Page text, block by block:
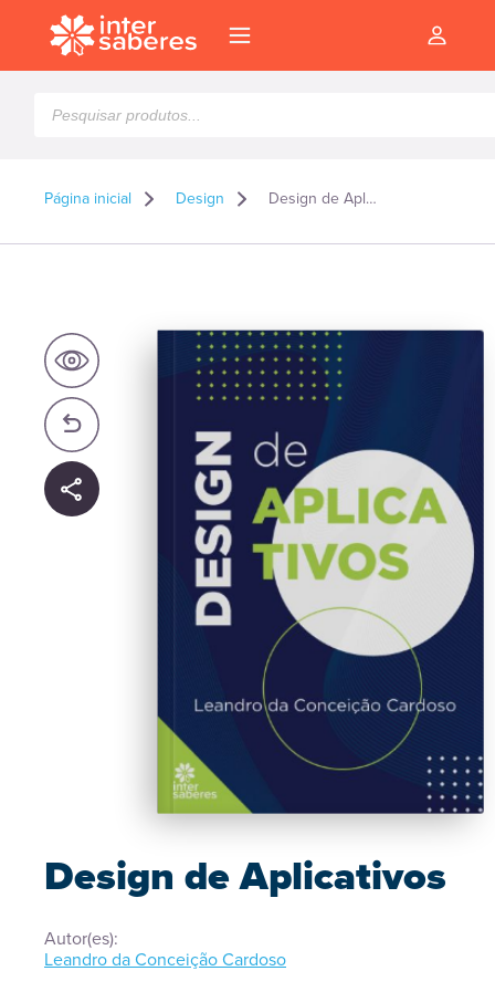
produtos
Página inicial Design Design de Aplicativos
Design de Aplicativos
Autor(es):
Leandro da Conceição Cardoso